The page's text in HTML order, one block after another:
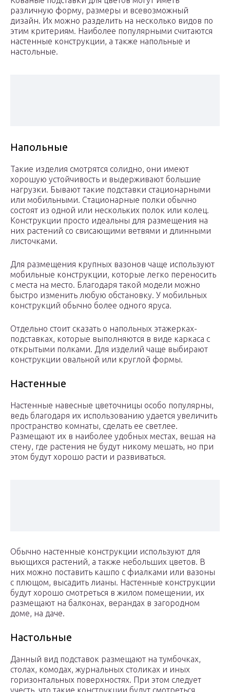
различную форму, размеры и всевозможный
дизайн. Их можно разделить на несколько видов по
этим критериям. Наиболее популярными считаются
настенные конструкции, а также напольные и
настольные.
Напольные
Такие изделия смотрятся солидно, они имеют
хорошую устойчивость и выдерживают большие
нагрузки. Бывают такие подставки стационарными
или мобильными. Стационарные полки обычно
состоят из одной или нескольких полок или колец.
Конструкции просто идеальны для размещения на
них растений со свисающими ветвями и длинными
листочками.
Для размещения крупных вазонов чаще используют
мобильные конструкции, которые легко переносить
с места на место. Благодаря такой модели можно
быстро изменить любую обстановку. У мобильных
конструкций обычно более одного яруса.
Отдельно стоит сказать о напольных этажерках-
подставках, которые выполняются в виде каркаса с
открытыми полками. Для изделий чаще выбирают
конструкции овальной или круглой формы.
Настенные
Настенные навесные цветочницы особо популярны,
ведь благодаря их использованию удается увеличить
пространство комнаты, сделать ее светлее.
Размещают их в наиболее удобных местах, вешая на
стену, где растения не будут никому мешать, но при
этом будут хорошо расти и развиваться.
Обычно настенные конструкции используют для
вьющихся растений, а также небольших цветов. В
них можно поставить кашпо с фиалками или вазоны
с плющом, высадить лианы. Настенные конструкции
будут хорошо смотреться в жилом помещении, их
размещают на балконах, верандах в загородном
доме, на даче.
Настольные
Данный вид подставок размещают на тумбочках,
столах, комодах, журнальных столиках и иных
горизонтальных поверхностях. При этом следует
учесть, что такие конструкции будут смотреться